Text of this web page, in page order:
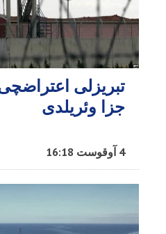
جزا وئریلدی
4 آوقوست 16:18